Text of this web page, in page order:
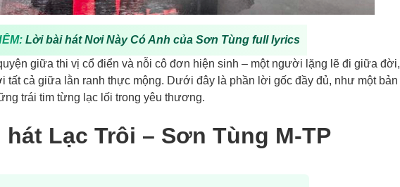
Lời bài hát Nơi Này Có Anh của Sơn Tùng full lyrics
giữa thi vị cổ điển và nỗi cô đơn hiện sinh – một người lặng lẽ đi giữa đời,
tất cả giữa lằn ranh thực mộng. Dưới đây là phần lời gốc đầy đủ, như một bản
trái tim từng lạc lối trong yêu thương.
Lạc Trôi – Sơn Tùng M-TP